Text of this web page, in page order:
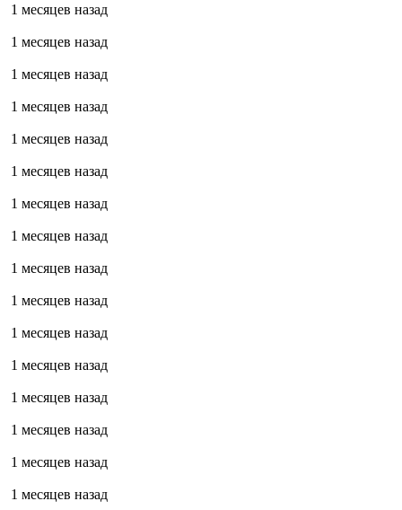
1 месяцев назад
1 месяцев назад
1 месяцев назад
1 месяцев назад
1 месяцев назад
1 месяцев назад
1 месяцев назад
1 месяцев назад
1 месяцев назад
1 месяцев назад
1 месяцев назад
1 месяцев назад
1 месяцев назад
1 месяцев назад
1 месяцев назад
1 месяцев назад